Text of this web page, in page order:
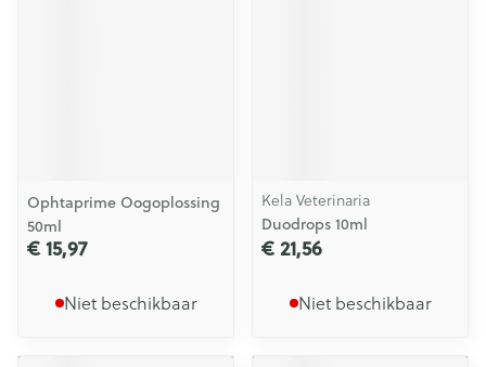
Ophtaprime Oogoplossing
50ml
€ 15,97
Niet beschikbaar
Kela Veterinaria
Duodrops 10ml
€ 21,56
Niet beschikbaar